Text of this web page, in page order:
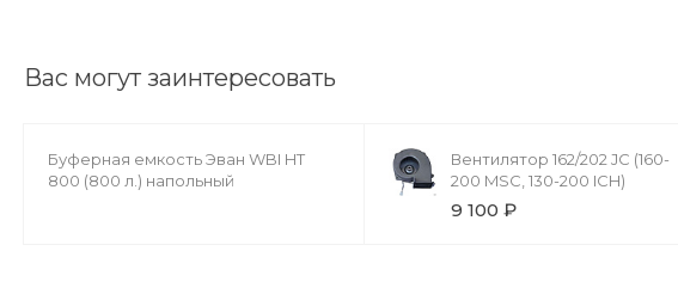
Вас могут заинтересовать
Буферная емкость Эван WBI HT
800 (800 л.) напольный
Вентилятор 162/202 JC (160-
200 MSC, 130-200 ICH)
9 100 ₽